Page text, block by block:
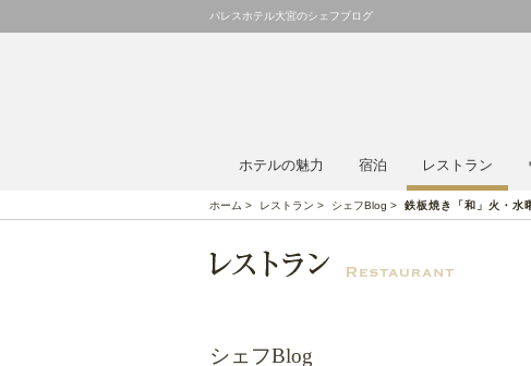
パレスホテル大宮のシェフブログ
ホテルの魅力 宿泊 レストラン
ホーム > レストラン > シェフBlog > 鉄板焼き「和」火・水
シェフBlog